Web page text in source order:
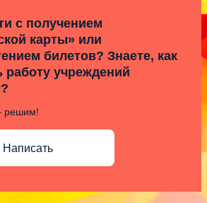
с получением
карты» или
билетов? Знаете, как
работу учреждений
решим!
Написать